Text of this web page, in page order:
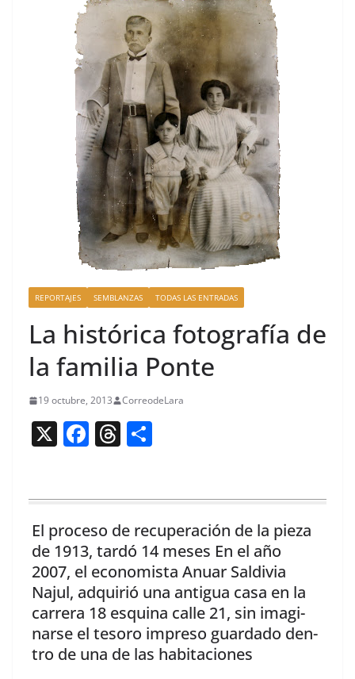
REPORTAJES SEMBLANZAS TODAS LAS ENTRADAS
La histórica fotografía de
la familia Ponte
19 octubre, 2013 CorreodeLara
X F
e
b
o
o
k
T
a
d
s
p
ar
tir
El pro­ce­so de recu­peración de la pieza
de 1913, tardó 14 meses En el año
2007, el econ­o­mista Anuar Sal­divia
Najul, adquir­ió una antigua casa en la
car­rera 18 esquina calle 21, sin imag­i­
narse el tesoro impre­so guarda­do den­
tro de una de las habitaciones